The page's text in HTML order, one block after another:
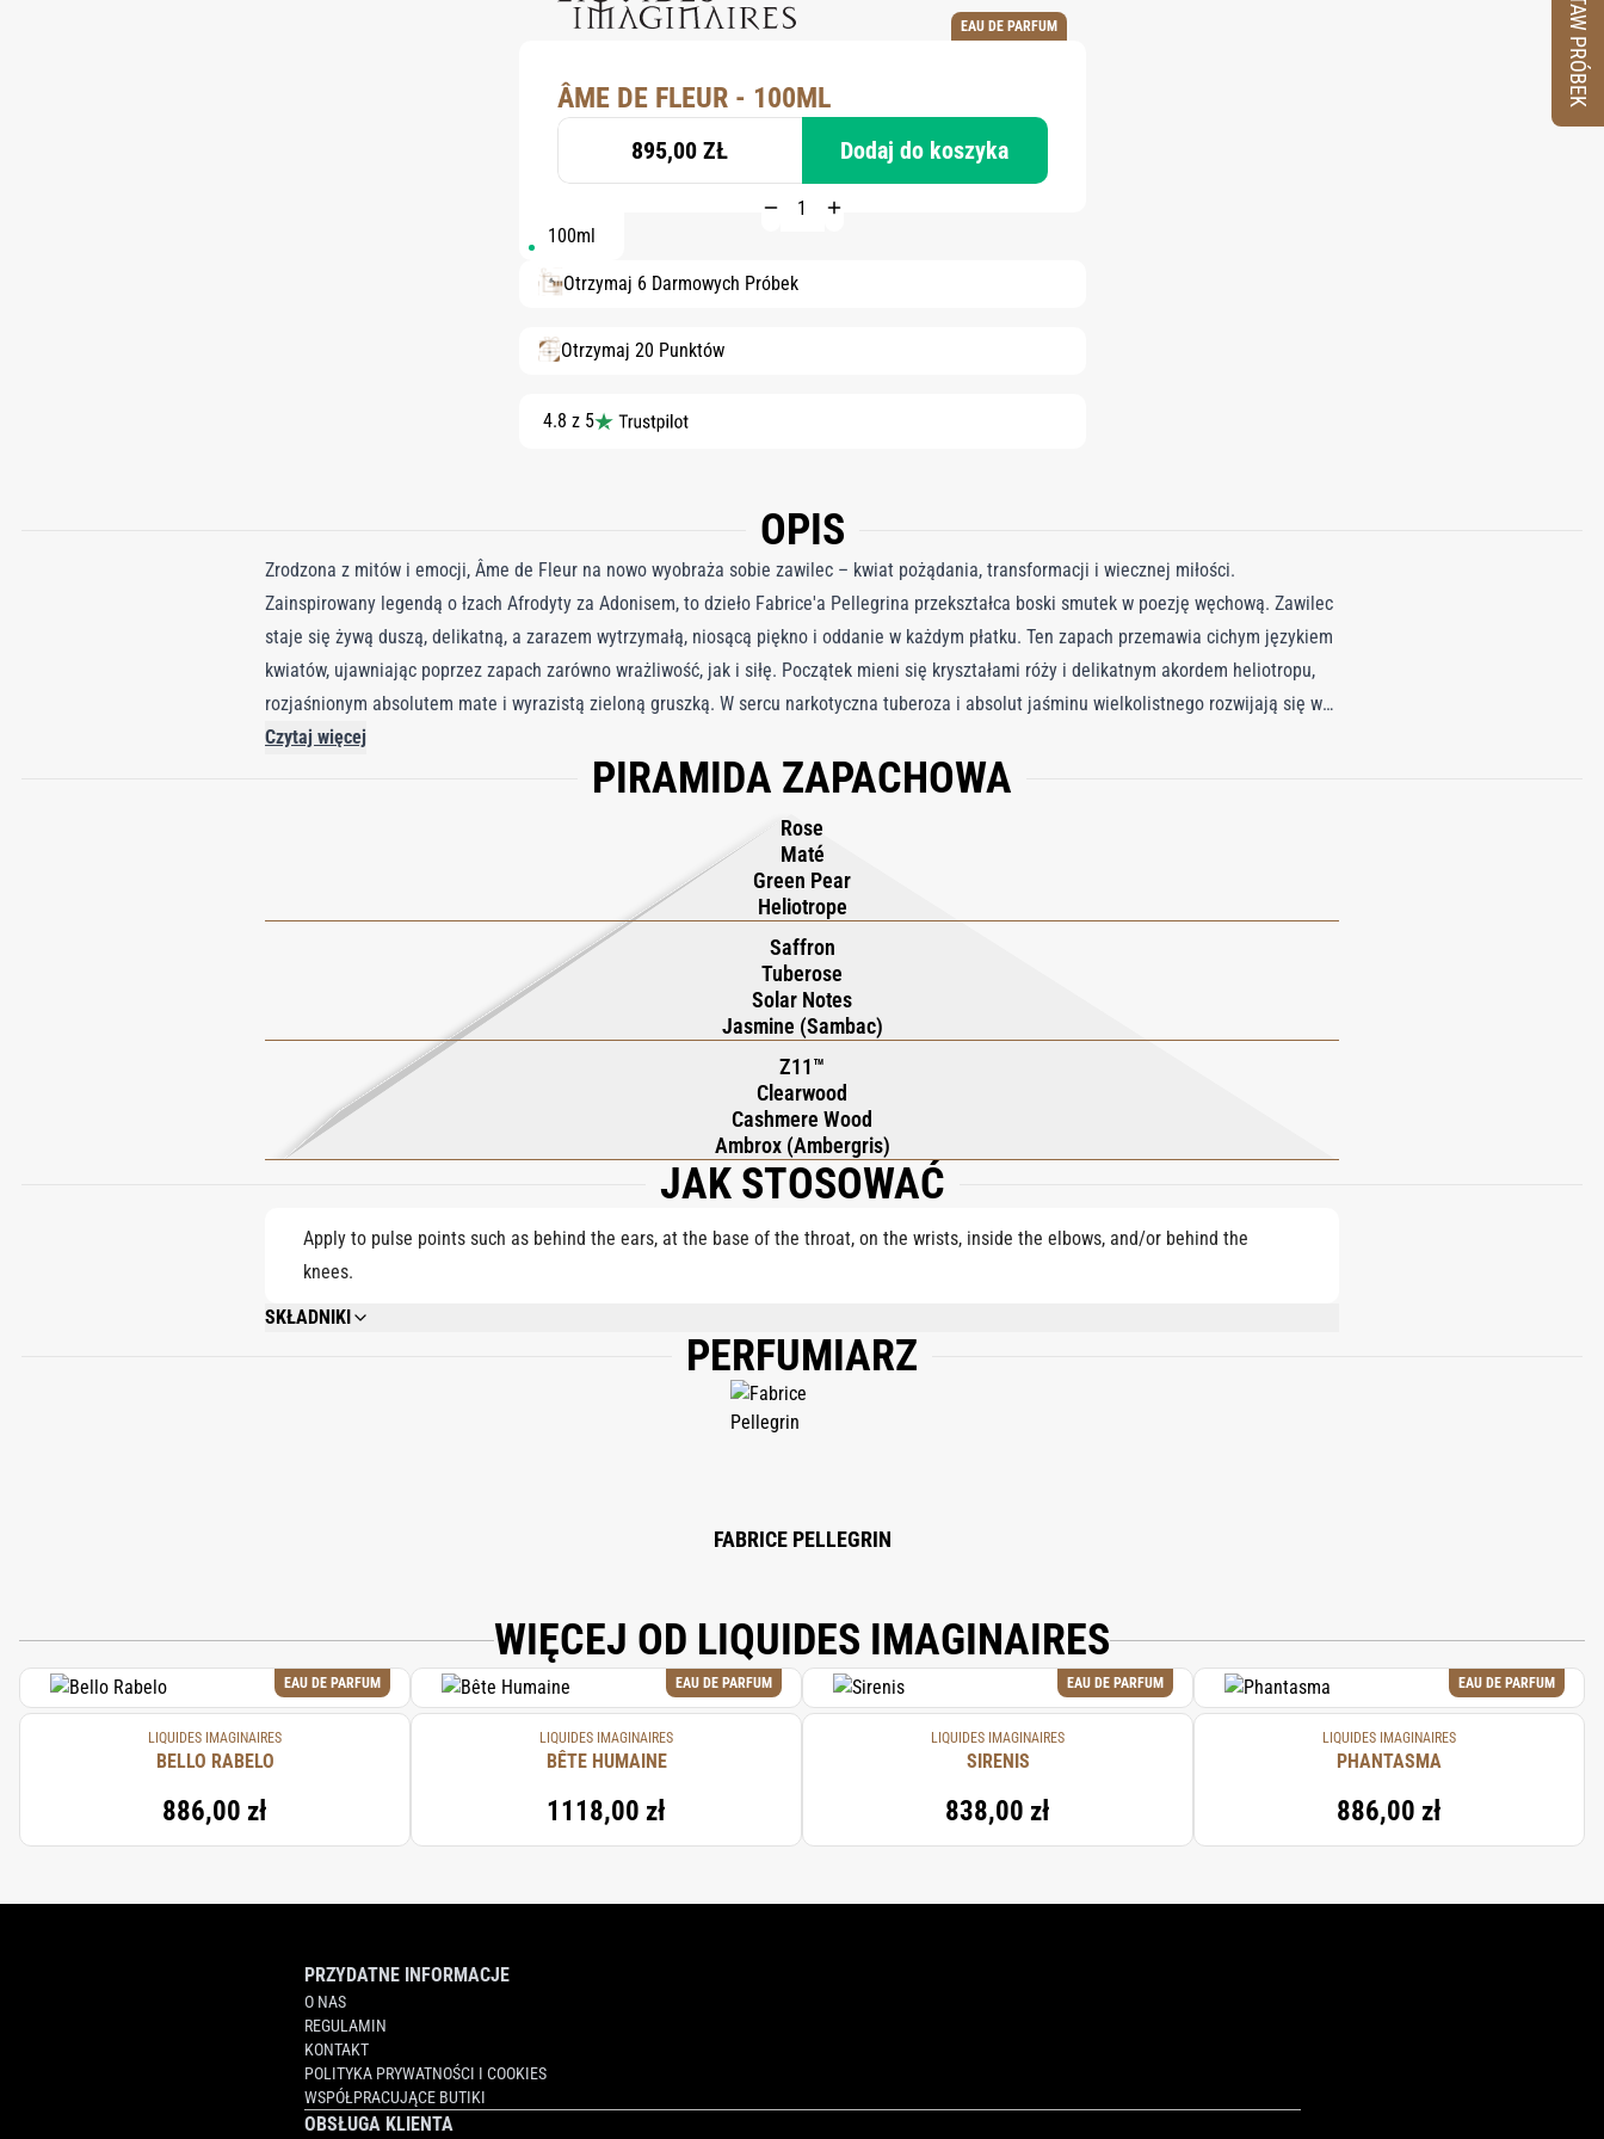
EAU DE PARFUM
ÂME DE FLEUR - 100ML
895,00 ZŁ Dodaj do koszyka
100ml
Otrzymaj 6 Darmowych Próbek
Otrzymaj 20 Punktów
4.8 z 5
OPIS
Zrodzona z mitów i emocji, Âme de Fleur na nowo wyobraża sobie zawilec – kwiat pożądania, transformacji i wiecznej miłości.
Zainspirowany legendą o łzach Afrodyty za Adonisem, to dzieło Fabrice'a Pellegrina przekształca boski smutek w poezję węchową. Zawilec
staje się żywą duszą, delikatną, a zarazem wytrzymałą, niosącą piękno i oddanie w każdym płatku. Ten zapach przemawia cichym językiem
kwiatów, ujawniając poprzez zapach zarówno wrażliwość, jak i siłę. Początek mieni się kryształami róży i delikatnym akordem heliotropu,
rozjaśnionym absolutem mate i wyrazistą zieloną gruszką. W sercu narkotyczna tuberoza i absolut jaśminu wielkolistnego rozwijają się w
słonecznym blasku, wzbogacone szafranem dla subtelnego ciepła i głębi. Baza zakotwicza kwiatowy blask w drzewie kaszmirowym i
Clearwood Z11™, podczas gdy AMBROX® SUPER nadaje nowoczesną, skórzaną zmysłowość. Gładka, drzewna i świetlista kompozycja
Czytaj więcej
PIRAMIDA ZAPACHOWA
Rose
Maté
Green Pear
Heliotrope
Saffron
Tuberose
Solar Notes
Jasmine (Sambac)
Z11™
Clearwood
Cashmere Wood
Ambrox (Ambergris)
JAK STOSOWAĆ
Apply to pulse points such as behind the ears, at the base of the throat, on the wrists, inside the elbows, and/or behind the
knees.
SKŁADNIKI
ALCOHOL DENAT., PARFUM (FRAGRANCE), AQUA (WATER/EAU), TETRAMETHYL ACETYLOCTAHYDRONAPHTHALENES, BENZYL SALICYLATE, LINALYL ACETATE,
CITRUS LIMON (LEMON) PEEL OIL, ALPHA-ISOMETHYL IONONE, LIMONENE, ETHYLHEXYL METHOXYCINNAMATE, DIMETHYL PHENETHYL ACETATE, COUMARIN,
BENZYL ALCOHOL, CITRONELLOL, GERANYL ACETATE, BETA-CARYOPHYLLENE, BENZYL BENZOATE, VANILLIN, PINENE, BUTYL METHOXYDIBENZOYLMETHANE,
ETHYLHEXYL SALICYLATE, ROSE KETONES, FARNESOL, TERPINEOL, GERANIOL, HYDROXYCITRONELLAL, CITRAL, EUGENOL, ISOEUGENYL ACETATE, LINALOOL.
PERFUMIARZ
FABRICE PELLEGRIN
WIĘCEJ OD LIQUIDES IMAGINAIRES
EAU DE PARFUM
LIQUIDES IMAGINAIRES
BELLO RABELO
886,00 zł
EAU DE PARFUM
LIQUIDES IMAGINAIRES
BÊTE HUMAINE
1118,00 zł
EAU DE PARFUM
LIQUIDES IMAGINAIRES
SIRENIS
838,00 zł
EAU DE PARFUM
LIQUIDES IMAGINAIRES
PHANTASMA
886,00 zł
PRZYDATNE INFORMACJE
O NAS
REGULAMIN
KONTAKT
POLITYKA PRYWATNOŚCI I COOKIES
WSPÓŁPRACUJĄCE BUTIKI
OBSŁUGA KLIENTA
ZESTAW PRÓBEK